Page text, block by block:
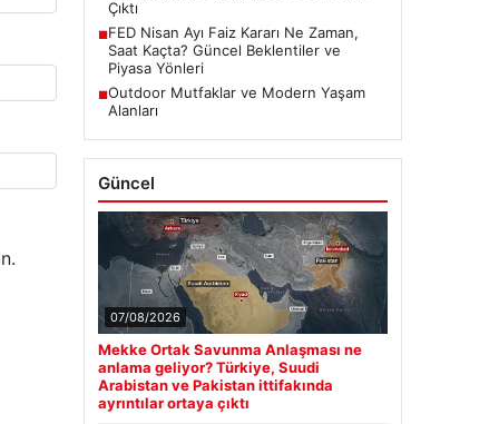
Çıktı
■FED Nisan Ayı Faiz Kararı Ne Zaman,
Saat Kaçta? Güncel Beklentiler ve
Piyasa Yönleri
■Outdoor Mutfaklar ve Modern Yaşam
Alanları
Güncel
07/08/2026
Mekke Ortak Savunma Anlaşması ne
anlama geliyor? Türkiye, Suudi
Arabistan ve Pakistan ittifakında
ayrıntılar ortaya çıktı